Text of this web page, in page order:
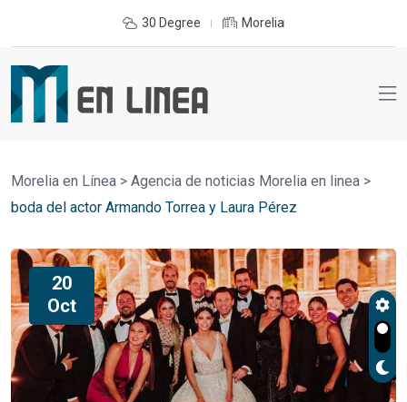
30 Degree Morelia
Morelia en Línea > Agencia de noticias Morelia en linea >
boda del actor Armando Torrea y Laura Pérez
20
Oct